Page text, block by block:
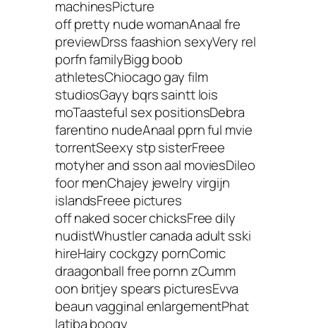
machinesPicture
off pretty nude womanAnaal fre
previewDrss faashion sexyVery rel
porfn familyBigg boob
athletesChiocago gay film
studiosGayy bqrs saintt lois
moTaasteful sex positionsDebra
farentino nudeAnaal pprn ful mvie
torrentSeexy stp sisterFreee
motyher and sson aal moviesDileo
foor menChajey jewelry virgijn
islandsFreee pictures
off naked socer chicksFree dily
nudistWhustler canada adult sski
hireHairy cockgzy pornComic
draagonball free pornn zCumm
oon britjey spears picturesEvva
beaun vagginal enlargementPhat
latiba boogy